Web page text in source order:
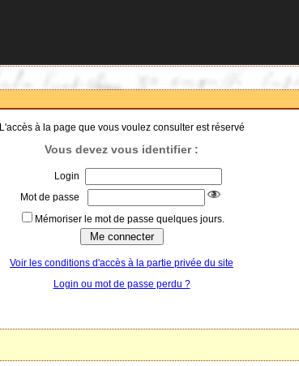
L'accès à la page que vous voulez consulter est réservé
Vous devez vous identifier :
Login
Mot de passe
Mémoriser le mot de passe quelques jours.
Voir les conditions d'accès à la partie privée du site
Login ou mot de passe perdu ?